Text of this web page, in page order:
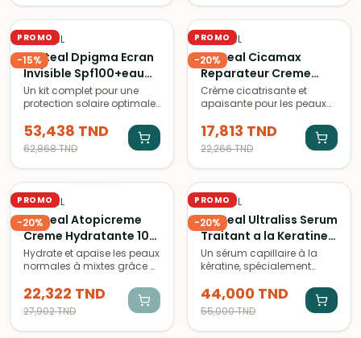
PROMO
-15%
PHYTÉAL
Phyteal Dpigma Ecran
Invisible Spf100+eau
Micellaire a L'Aloe Vera
150 ml (Offerte)
Un kit complet pour une
protection solaire optimale
éclaircissant SPF100+ et
une eau micellaire à l'aloe
vera pour une peau nette et
hydratée.
53,438 TND
62,868TND
PROMO
-20%
PHYTÉAL
Phyteal Cicamax
Reparateur Creme
Hydratante a l Huile de
Sesame 30 ml
Crème cicatrisante et
apaisante pour les peaux
médicinales. Hydrate,
répare et calme les
irritations. Texture non
grasse, absorption rapide.
17,813 TND
22,266TND
PROMO
-20%
PHYTÉAL
Phyteal Atopicreme
Creme Hydratante 100
ml
Hydrate et apaise les peaux
normales à mixtes grâce à
nourrissante, adaptée aux
peaux atopiques.
Disponible en format de
100ml.
22,322 TND
27,902TND
PROMO
-20%
PHYTÉAL
Phyteal Ultraliss Serum
Traitant a la Keratine
40 ml
Un sérum capillaire à la
kératine, spécialement
cheveux et les rendre plus
doux et brillants. À utiliser
quotidiennement pour des
résultats visibles.
44,000 TND
55,000TND